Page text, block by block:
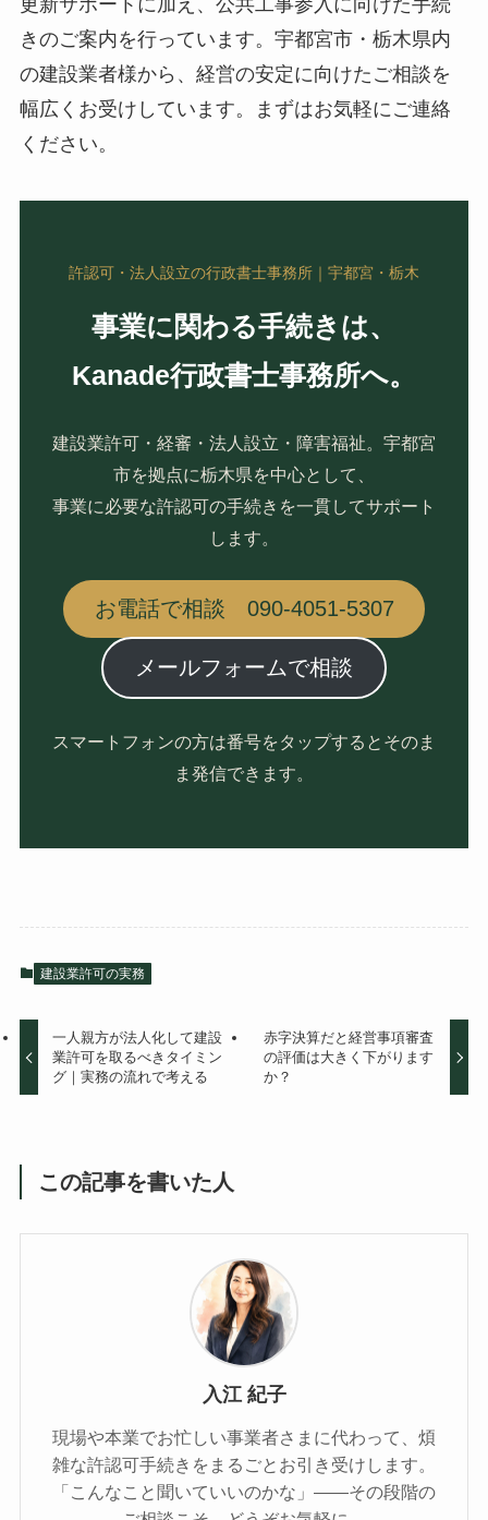
更新サポートに加え、公共工事参入に向けた手続
きのご案内を行っています。宇都宮市・栃木県内
の建設業者様から、経営の安定に向けたご相談を
幅広くお受けしています。まずはお気軽にご連絡
ください。
許認可・法人設立の行政書士事務所｜宇都宮・栃木
事業に関わる手続きは、
Kanade行政書士事務所へ。
建設業許可・経審・法人設立・障害福祉。宇都宮
市を拠点に栃木県を中心として、
事業に必要な許認可の手続きを一貫してサポート
します。
お電話で相談 090-4051-5307
メールフォームで相談
スマートフォンの方は番号をタップするとそのま
ま発信できます。
建設業許可の実務
一人親方が法人化して建設
業許可を取るべきタイミン
グ｜実務の流れで考える
赤字決算だと経営事項審査
の評価は大きく下がります
か？
この記事を書いた人
入江 紀子
現場や本業でお忙しい事業者さまに代わって、煩
雑な許認可手続きをまるごとお引き受けします。
「こんなこと聞いていいのかな」——その段階の